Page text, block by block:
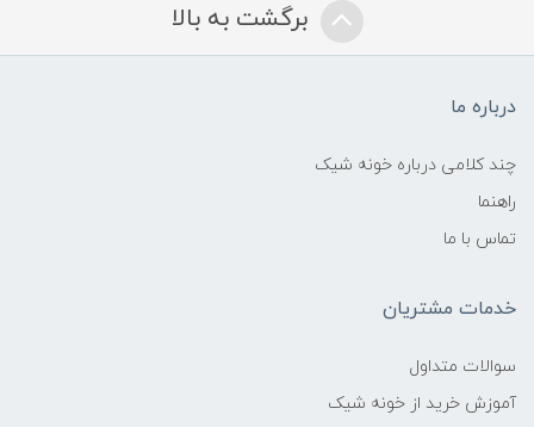
برگشت به بالا
درباره ما
چند کلامی درباره خونه شیک
راهنما
تماس با ما
خدمات مشتریان
سوالات متداول
آموزش خرید از خونه شیک